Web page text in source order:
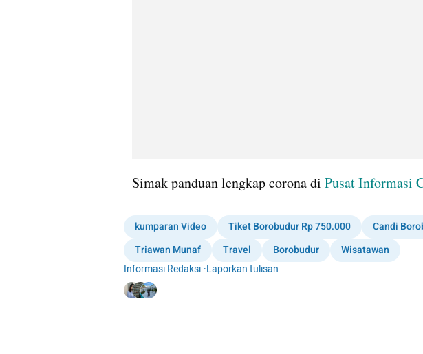
Simak panduan lengkap corona di Pusat Informasi
kumparan Video Tiket Borobudur Rp 750.000 Candi
Triawan Munaf
Travel Borobudur
Wisatawan
Informasi Redaksi ·Laporkan tulisan